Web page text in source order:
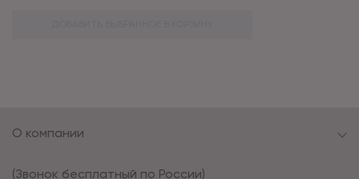
(Звонок бесплатный по России)
О компании